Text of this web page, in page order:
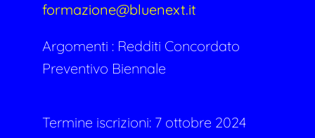
formazione@bluenext.it
Argomenti : Redditi Concordato
Preventivo Biennale
Termine iscrizioni: 7 ottobre 2024